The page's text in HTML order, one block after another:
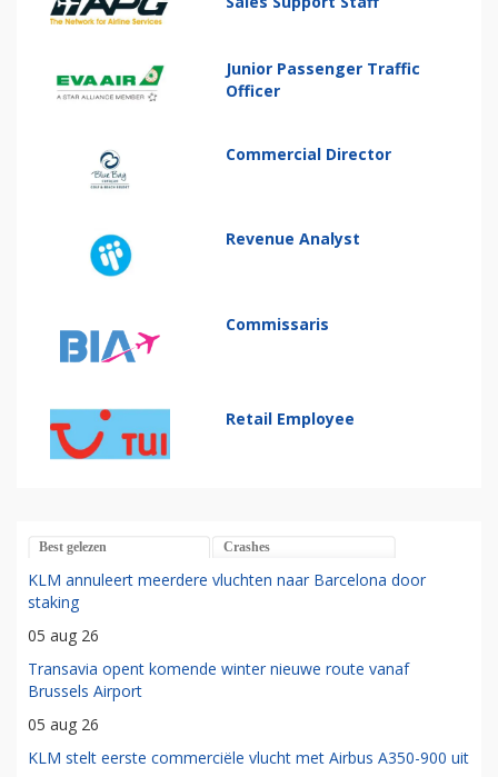
Junior Passenger Traffic
Officer
Commercial Director
Revenue Analyst
Commissaris
Retail Employee
Best gelezen Crashes
KLM annuleert meerdere vluchten naar Barcelona door
staking
05 aug 26
Transavia opent komende winter nieuwe route vanaf
Brussels Airport
05 aug 26
KLM stelt eerste commerciële vlucht met Airbus A350-900 uit